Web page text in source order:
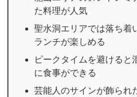
た料理が人気
聖水洞エリアでは落ち着
ランチが楽しめる
ピークタイムを避けると
に食事ができる
芸能人のサインが飾られ